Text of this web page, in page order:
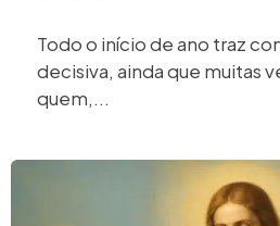
Todo o início de ano traz
decisiva, ainda que muitas
quem,...